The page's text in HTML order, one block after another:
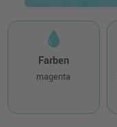
Farben
magenta